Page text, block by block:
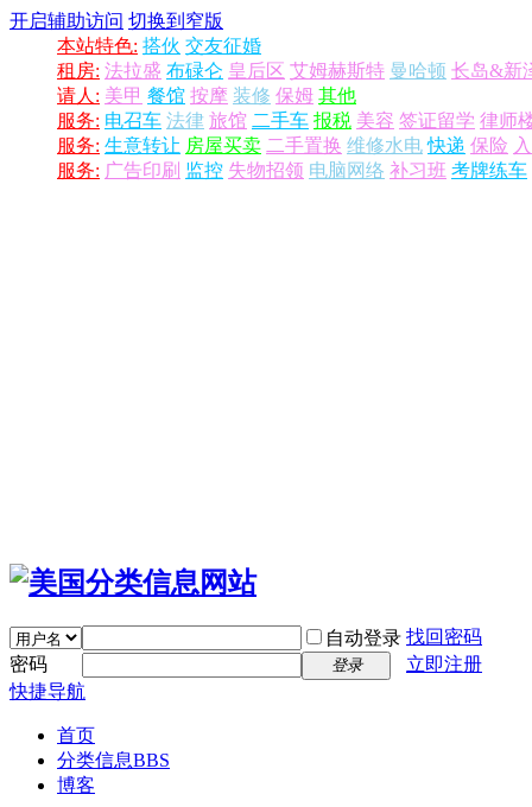
开启辅助访问 切换到窄版
本站特色: 搭伙 交友征婚
租房: 法拉盛 布碌仑 皇后区 艾姆赫斯特 曼哈顿 长岛&新
请人: 美甲 餐馆 按摩 装修 保姆 其他
服务: 电召车 法律 旅馆 二手车 报税 美容 签证留学 律师
服务: 生意转让 房屋买卖 二手置换 维修水电 快递 保险
服务: 广告印刷 监控 失物招领 电脑网络 补习班 考牌练车
自动登录 找回密码
密码
登录
立即注册
快捷导航
首页
分类信息BBS
博客